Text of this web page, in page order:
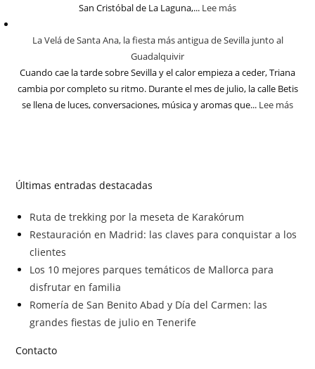
San Cristóbal de La Laguna,... Lee más
La Velá de Santa Ana, la fiesta más antigua de Sevilla junto al
Guadalquivir
Cuando cae la tarde sobre Sevilla y el calor empieza a ceder, Triana
cambia por completo su ritmo. Durante el mes de julio, la calle Betis
se llena de luces, conversaciones, música y aromas que... Lee más
Últimas entradas destacadas
Ruta de trekking por la meseta de Karakórum
Restauración en Madrid: las claves para conquistar a los
clientes
Los 10 mejores parques temáticos de Mallorca para
disfrutar en familia
Romería de San Benito Abad y Día del Carmen: las
grandes fiestas de julio en Tenerife
Contacto